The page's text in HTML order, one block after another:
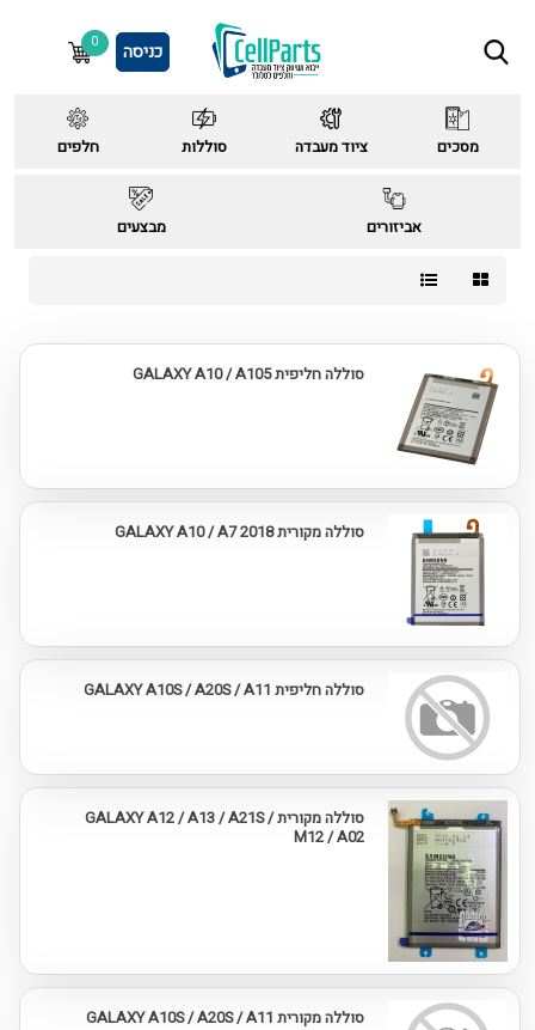
כניסה 0
מסכים ציוד מעבדה סוללות חלפים
אביזורים מבצעים
סוללה חליפית GALAXY A10 / A105
סוללה מקורית GALAXY A10 / A7 2018
סוללה חליפית GALAXY A10S / A20S / A11
סוללה מקורית GALAXY A12 / A13 / A21S /
M12 / A02
סוללה מקורית GALAXY A10S / A20S / A11